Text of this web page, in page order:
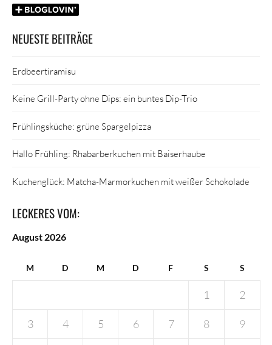
NEUESTE BEITRÄGE
Erdbeertiramisu
Keine Grill-Party ohne Dips: ein buntes Dip-Trio
Frühlingsküche: grüne Spargelpizza
Hallo Frühling: Rhabarberkuchen mit Baiserhaube
Kuchenglück: Matcha-Marmorkuchen mit weißer Schokolade
LECKERES VOM:
August 2026
M D M D F S S
1 2
3 4 5 6 7 8 9